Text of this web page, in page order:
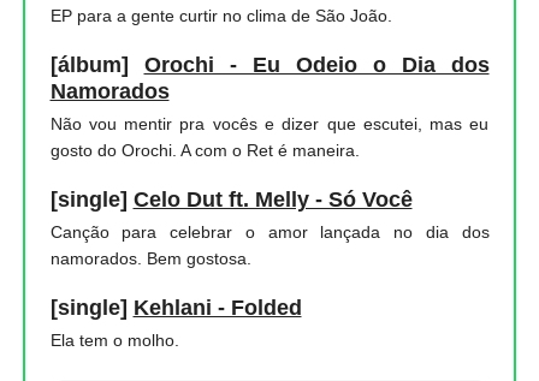
EP para a gente curtir no clima de São João.
[álbum] Orochi - Eu Odeio o Dia dos
Namorados
Não vou mentir pra vocês e dizer que escutei, mas eu
gosto do Orochi. A com o Ret é maneira.
[single] Celo Dut ft. Melly - Só Você
Canção para celebrar o amor lançada no dia dos
namorados. Bem gostosa.
[single] Kehlani - Folded
Ela tem o molho.